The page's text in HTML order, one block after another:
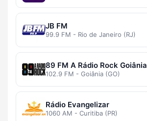
JB FM
99.9 FM - Rio de Janeiro (RJ)
89 FM A Rádio Rock Goiânia
102.9 FM - Goiânia (GO)
Rádio Evangelizar
1060 AM - Curitiba (PR)